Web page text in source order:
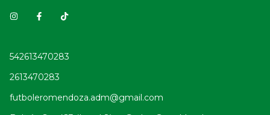
542613470283
2613470283
futboleromendoza.adm@gmail.com